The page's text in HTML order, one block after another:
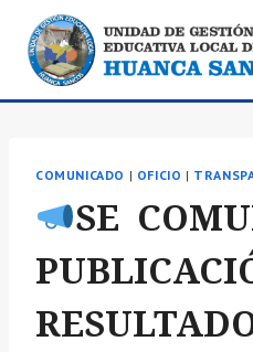
Saltar
contenido
COMUNICADO | OFICIO |
SE